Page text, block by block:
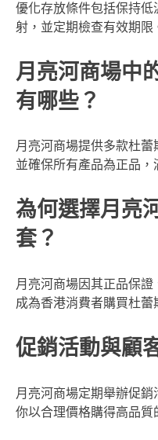
優化存放條件包括保持
射，並定期檢查有效期限
月亮河商場中
有哪些？
月亮河商場提供多款杜蕾
並確保所有產品為正品，
為何選擇月亮
套？
月亮河商場因其正品保
成為香港消費者購買杜蕾
促銷活動與顧
月亮河商場定期舉辦促
你以合理價格購得高品質